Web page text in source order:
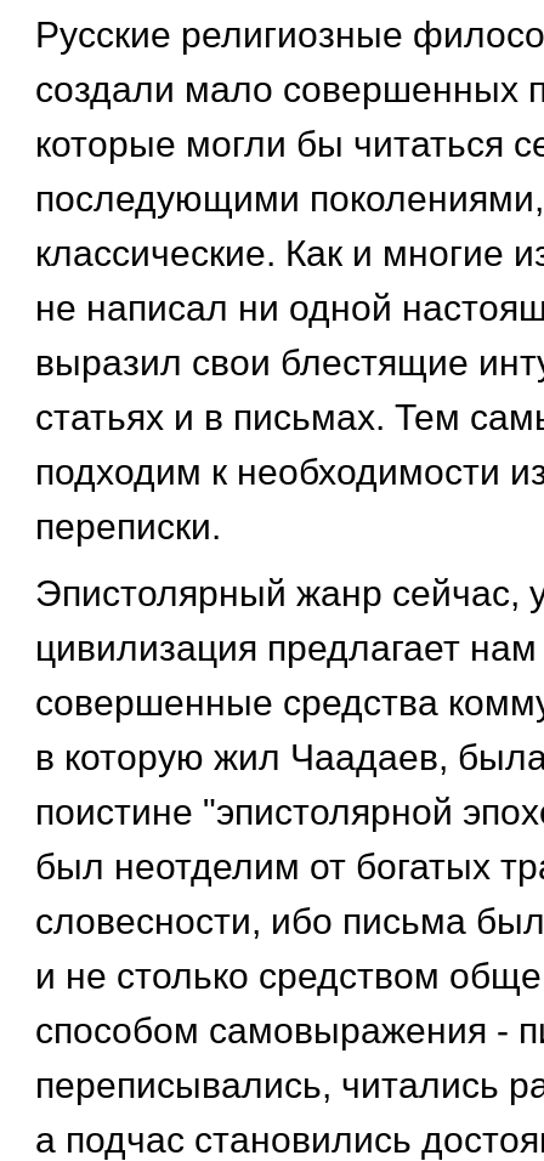
Русские религиозные
создали мало совершенных
которые могли бы читаться
последующими поколениями,
классические. Как и многие
не написал ни одной
выразил свои блестящие
статьях и в письмах. Тем
подходим к необходимости
переписки.
Эпистолярный жанр сейчас,
цивилизация предлагает
совершенные средства
в которую жил Чаадаев,
поистине "эпистолярной
был неотделим от богатых
словесности, ибо письма
и не столько средством
способом самовыражения -
переписывались, читались
а подчас становились